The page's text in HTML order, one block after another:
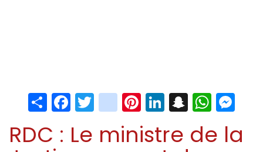
ShareFacebook
Twitter
instagram
Pinterest
LinkedIn
Snapchat
RDC : Le ministre de la